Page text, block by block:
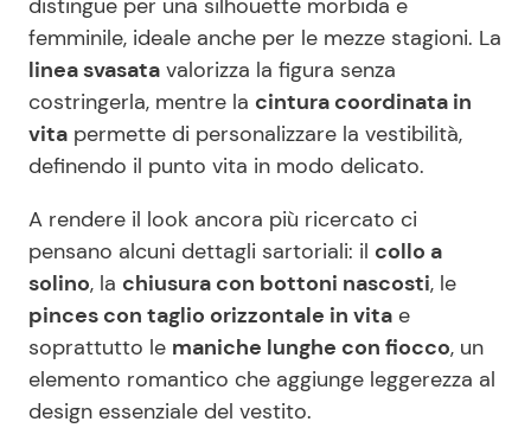
distingue per una silhouette morbida e
femminile, ideale anche per le mezze stagioni. La
linea svasata valorizza la figura senza
costringerla, mentre la cintura coordinata in
vita permette di personalizzare la vestibilità,
definendo il punto vita in modo delicato.
A rendere il look ancora più ricercato ci
pensano alcuni dettagli sartoriali: il collo a
solino, la chiusura con bottoni nascosti, le
pinces con taglio orizzontale in vita e
soprattutto le maniche lunghe con fiocco, un
elemento romantico che aggiunge leggerezza al
design essenziale del vestito.